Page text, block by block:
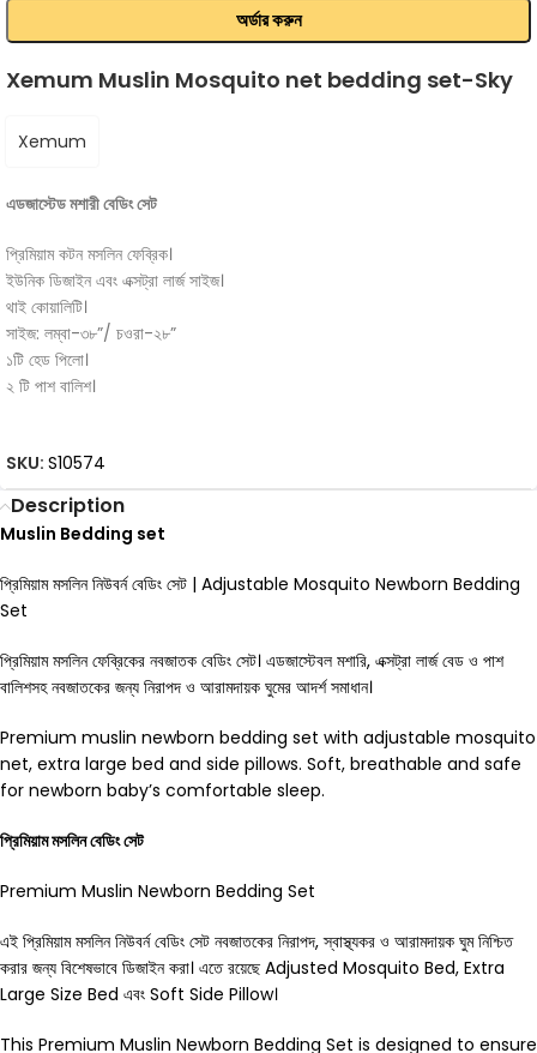
অর্ডার করুন
Xemum Muslin Mosquito net bedding set-Sky
Xemum
এডজাস্টেড মশারী বেডিং সেট
প্রিমিয়াম কটন মসলিন ফেব্রিক।
ইউনিক ডিজাইন এবং এক্সট্রা লার্জ সাইজ।
থাই কোয়ালিটি।
সাইজ: লম্বা-৩৮”/ চওরা-২৮”
১টি হেড পিলো।
২ টি পাশ বালিশ।
SKU: S10574
Description
Muslin Bedding set
প্রিমিয়াম মসলিন নিউবর্ন বেডিং সেট | Adjustable Mosquito Newborn Bedding
Set
প্রিমিয়াম মসলিন ফেব্রিকের নবজাতক বেডিং সেট। এডজাস্টেবল মশারি, এক্সট্রা লার্জ বেড ও পাশ
বালিশসহ নবজাতকের জন্য নিরাপদ ও আরামদায়ক ঘুমের আদর্শ সমাধান।
Premium muslin newborn bedding set with adjustable mosquito
net, extra large bed and side pillows. Soft, breathable and safe
for newborn baby’s comfortable sleep.
প্রিমিয়াম মসলিন বেডিং সেট
Premium Muslin Newborn Bedding Set
এই প্রিমিয়াম মসলিন নিউবর্ন বেডিং সেট নবজাতকের নিরাপদ, স্বাস্থ্যকর ও আরামদায়ক ঘুম নিশ্চিত
করার জন্য বিশেষভাবে ডিজাইন করা। এতে রয়েছে Adjusted Mosquito Bed, Extra
Large Size Bed এবং Soft Side Pillow।
This Premium Muslin Newborn Bedding Set is designed to ensure